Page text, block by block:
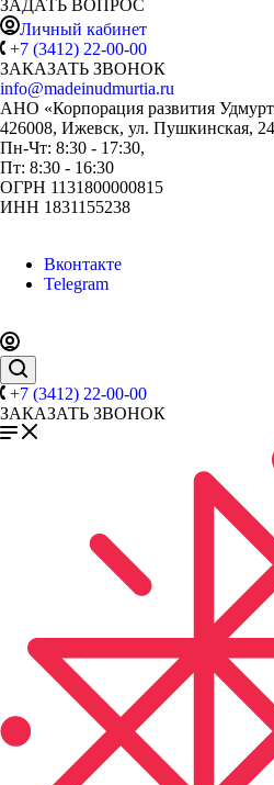
ЗАДАТЬ ВОПРОС
Личный кабинет
+7 (3412) 22-00-00
ЗАКАЗАТЬ ЗВОНОК
info@madeinudmurtia.ru
АНО «Корпорация развития
426008, Ижевск, ул. Пушкинская,
Пн-Чт: 8:30 - 17:30,
Пт: 8:30 - 16:30
ОГРН 1131800000815
ИНН 1831155238
Вконтакте
Telegram
+7 (3412) 22-00-00
ЗАКАЗАТЬ ЗВОНОК